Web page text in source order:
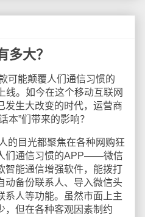
多大？
能颠覆人们通信习惯的
。如今在这个移动互联网
发生大改变的时代，运营商
本”们带来的影响？
目光都聚焦在各种网购狂
们通信习惯的APP——微信
智能通信增强软件，能拨打
动备份联系人、导入微信头
系人等功能。虽然市面上主
，但在各种客观因素制约